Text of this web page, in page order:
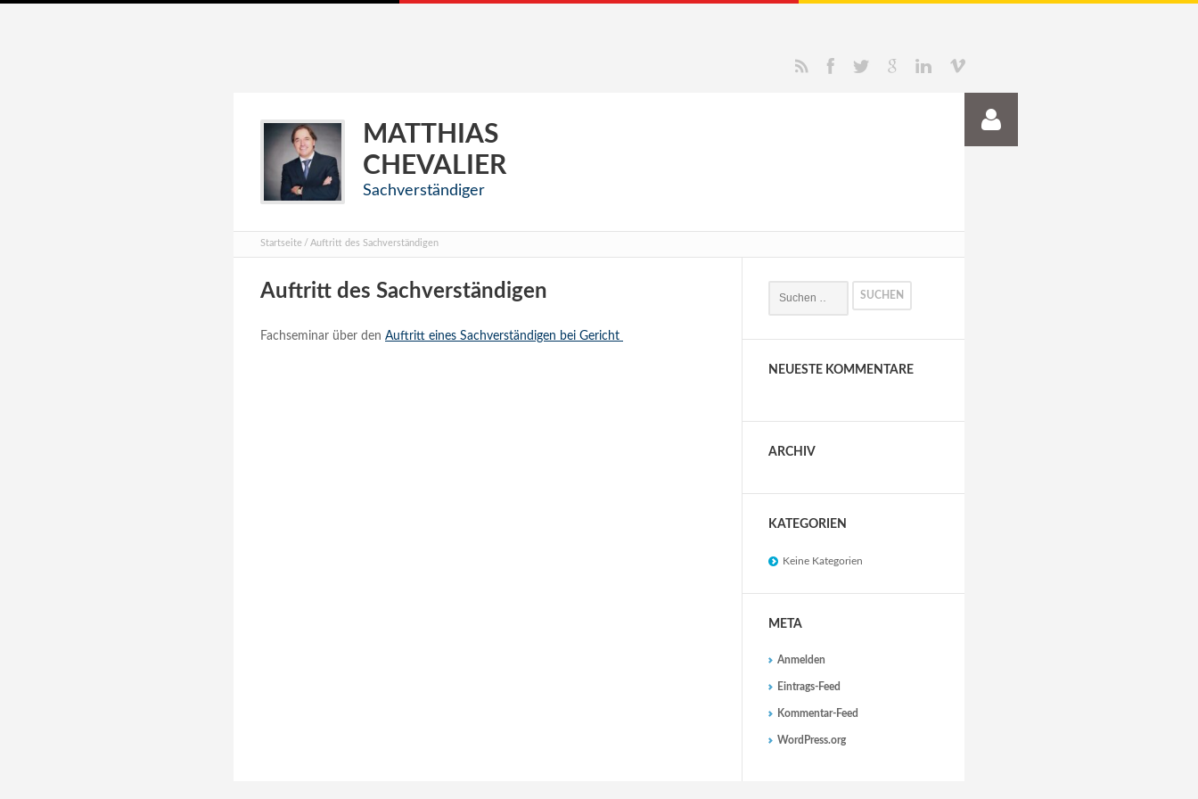
RSS Facebook
Twitter Google+LinkedIn
MATTHIAS
CHEVALIER
Sachverständiger
Startseite Auftritt des Sachverständigen
Auftritt des Sachverständigen
Fachseminar über den Auftritt eines Sachverständigen bei Gericht
NEUESTE KOMMENTARE
ARCHIV
KATEGORIEN
Keine Kategorien
META
Anmelden
Eintrags-Feed
Kommentar-Feed
WordPress.org